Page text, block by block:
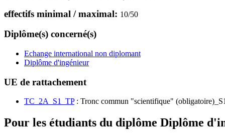
effectifs minimal / maximal: 10/50
Diplôme(s) concerné(s)
Echange international non diplomant
Diplôme d'ingénieur
UE de rattachement
TC_2A_S1_TP: Tronc commun "scientifique" (obligatoire)_S1
Pour les étudiants du diplôme Diplôme